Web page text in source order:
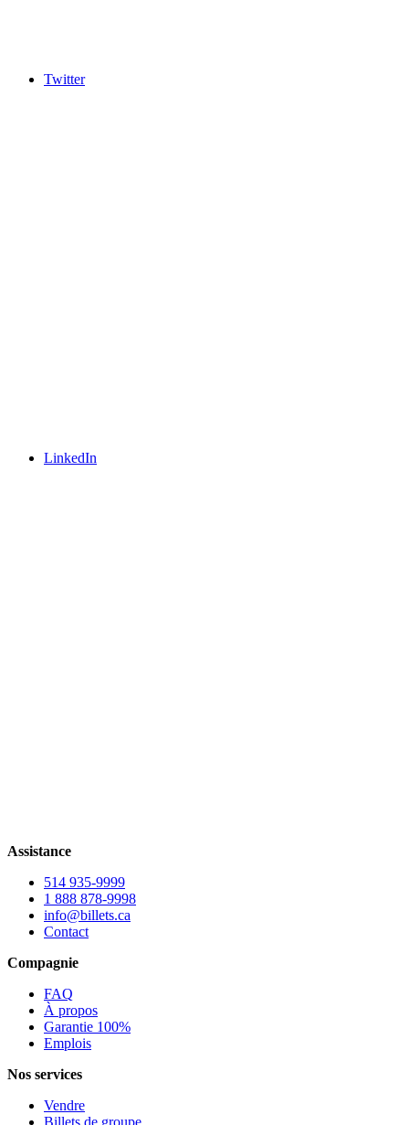
Twitter
LinkedIn
Assistance
514 935-9999
1 888 878-9998
info@billets.ca
Contact
Compagnie
FAQ
À propos
Garantie 100%
Emplois
Nos services
Vendre